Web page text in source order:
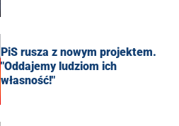
PiS rusza z nowym projektem.
"Oddajemy ludziom ich
własność!"